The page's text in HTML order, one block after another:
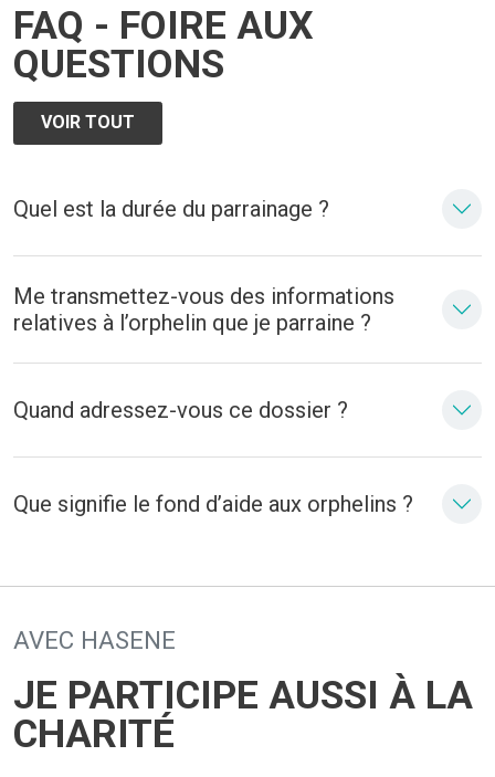
FAQ - FOIRE AUX
QUESTIONS
VOIR TOUT
Quel est la durée du parrainage ?
Me transmettez-vous des informations
relatives à l’orphelin que je parraine ?
Quand adressez-vous ce dossier ?
Que signifie le fond d’aide aux orphelins ?
AVEC HASENE
JE PARTICIPE AUSSI À LA
CHARITÉ